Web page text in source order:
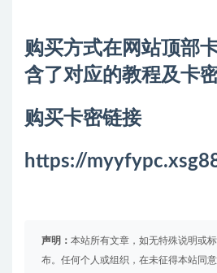
购买方式在网站顶部
含了对应的教程及卡
购买卡密链接
https://
声明： 本站所有文章，如无特殊说明或
布。任何个人或组织，在未征得本站同